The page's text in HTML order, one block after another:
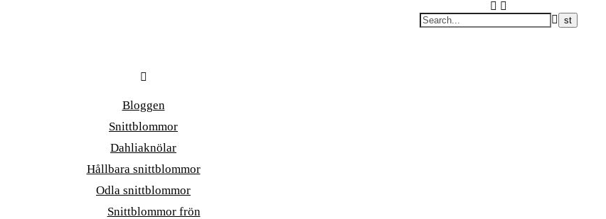
Bloggen
Snittblommor
Dahliaknölar
Hållbara snittblommor
Odla snittblommor
Snittblommor frön